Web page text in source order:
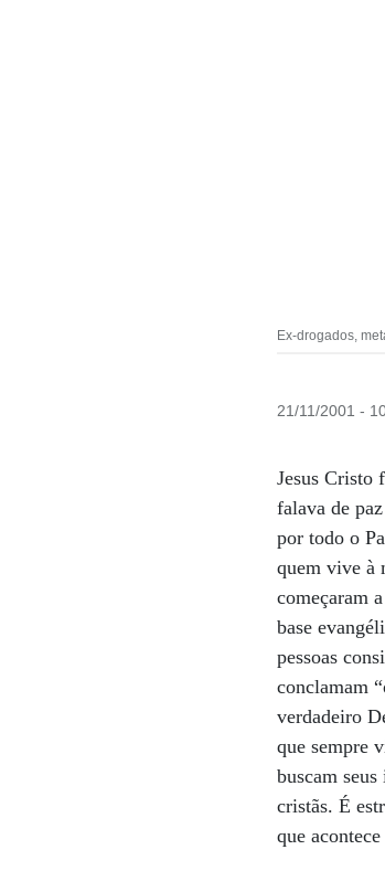
Ex-drogados,
21/11/2001 -
Jesus
falava de
por todo o
quem vive à
começaram
base
pessoas
conclamam
verdadeiro
que sempre
buscam
cristãs. É
que